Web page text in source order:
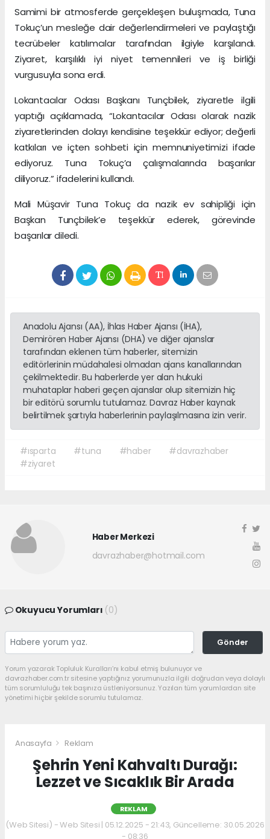
Samimi bir atmosferde gerçekleşen buluşmada, Tuna
Tokuç’un mesleğe dair değerlendirmeleri ve paylaştığı
tecrübeler katılımcılar tarafından ilgiyle karşılandı.
Ziyaret, karşılıklı iyi niyet temennileri ve iş birliği
vurgusuyla sona erdi.
Lokantacılar Odası Başkanı Tunçbilek, ziyaretle ilgili
yaptığı açıklamada, “Lokantacılar Odası olarak nazik
ziyaretlerinden dolayı kendisine teşekkür ediyor; değerli
katkıları ve içten sohbeti için memnuniyetimizi ifade
ediyoruz. Tuna Tokuç’a çalışmalarında başarılar
diliyoruz.” ifadelerini kullandı.
Mali Müşavir Tuna Tokuç da nazik ev sahipliği için
Başkan Tunçbilek’e teşekkür ederek, görevinde
başarılar diledi.
Anadolu Ajansı (AA), İhlas Haber Ajansı (İHA),
Demirören Haber Ajansı (DHA) ve diğer ajanslar
tarafından eklenen tüm haberler, sitemizin
editörlerinin müdahalesi olmadan ajans kanallarından
çekilmektedir. Bu haberlerde yer alan hukuki
muhataplar haberi geçen ajanslar olup sitemizin hiç
bir editörü sorumlu tutulamaz. Davraz Haber kaynak
belirtilmek şartıyla haberlerinin paylaşılmasına izin verir.
#ısparta #tuna #haber
#davrazhaber
#ziyaret
Haber Merkezi
davrazhaber@hotmail.com
Okuyucu Yorumları (0)
Gönder
Yorum yazarak Topluluk Kuralları’nı kabul etmiş bulunuyor ve
davrazhaber.com.tr sitesine yaptığınız yorumunuzla ilgili doğrudan veya dolaylı
tüm sorumluluğu tek başınıza üstleniyorsunuz. Yazılan tüm yorumlardan site
yönetimi hiçbir şekilde sorumlu tutulamaz.
Anasayfa Reklam
Şehrin Yeni Kahvaltı Durağı:
Lezzet ve Sıcaklık Bir Arada
REKLAM
(Web Sitesi) - Web Sitesi | 05.12.2025 - 21:43, Güncelleme: 30.05.2026
- 08:36